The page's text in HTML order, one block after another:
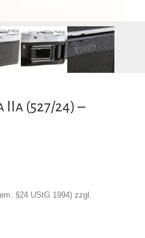
(527/24) –
§24 UStG 1994) zzgl.